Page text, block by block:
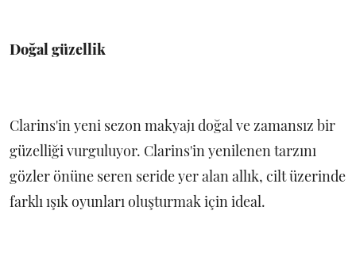
Doğal güzellik
Clarins'in yeni sezon makyajı doğal ve zamansız bir
güzelliği vurguluyor. Clarins'in yenilenen tarzını
gözler önüne seren seride yer alan allık, cilt üzerinde
farklı ışık oyunları oluşturmak için ideal.